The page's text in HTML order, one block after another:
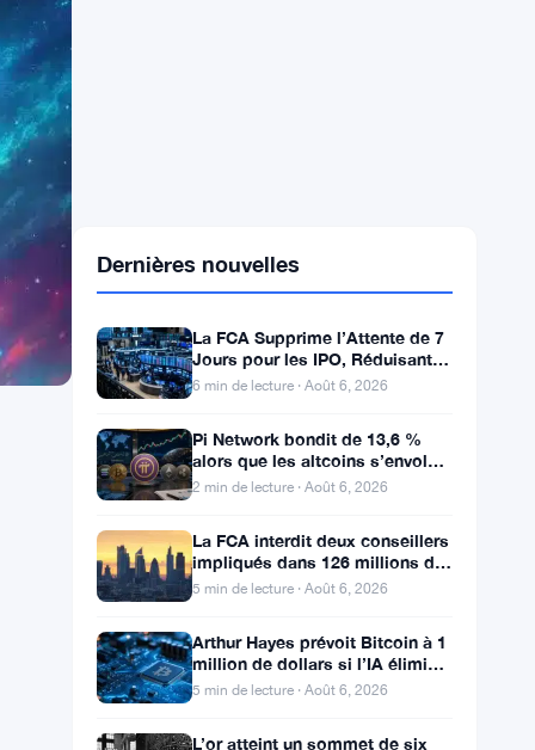
La FCA Supprime l’Attente de 7
les Coûts des Cotations au
Royaume-Uni
6 min de lecture · Août 6, 2026
Pi Network bondit de 13,6 %
— Mouvements du jour 6 août
2 min de lecture · Août 6, 2026